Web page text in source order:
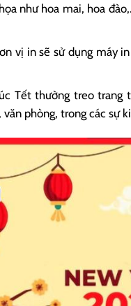
như hoa mai, hoa
vị in sẽ sử dụng máy
Tết thường treo
phòng, trong các sự